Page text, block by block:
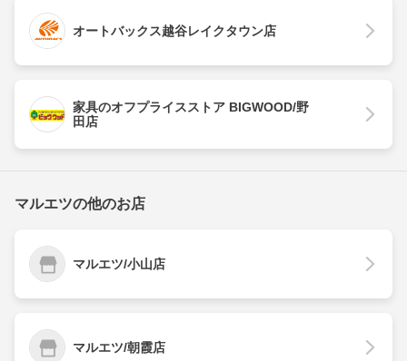
オートバックス越谷レイクタウン店
家具のオフプライスストア BIGWOOD/野
田店
マルエツの他のお店
マルエツ/小山店
マルエツ/朝霞店